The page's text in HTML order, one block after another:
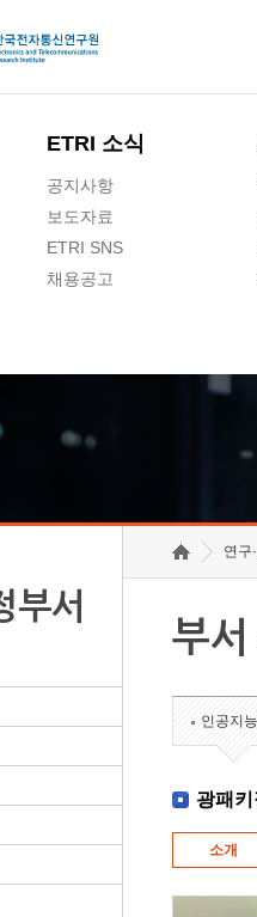
ETRI 소식
공지사항
보도자료
ETRI SNS
채용공고
부서
연구
부서
인공지
광패키
소개